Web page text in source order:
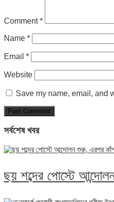
Comment*
Name *
Email *
Website
Save my name, email, and
সর্বশেষ খবর
ছয় শব্দের পোস্টে